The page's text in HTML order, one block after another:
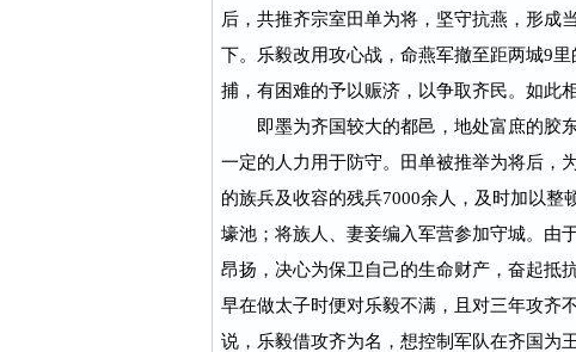
后，共推齐宗室田单为将，坚守抗燕，形成
下。乐毅改用攻心战，命燕军撤至距两城9
捕，有困难的予以赈济，以争取齐民。如此
即墨为齐国较大的都邑，地处富庶的胶东
一定的人力用于防守。田单被推举为将后，
的族兵及收容的残兵7000余人，及时加以
壕池；将族人、妻妾编入军营参加守城。由
昂扬，决心为保卫自己的生命财产，奋起抵
早在做太子时便对乐毅不满，且对三年攻齐
说，乐毅借攻齐为名，想控制军队在齐国为